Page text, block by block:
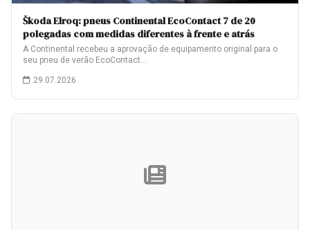
Škoda Elroq: pneus Continental EcoContact 7 de 20
polegadas com medidas diferentes à frente e atrás
A Continental recebeu a aprovação de equipamento original para o
seu pneu de verão EcoContact…
29.07.2026